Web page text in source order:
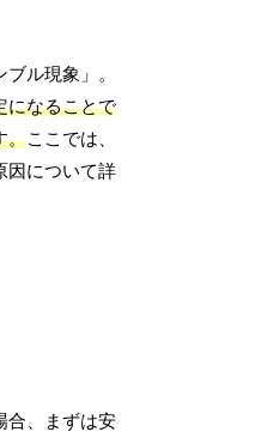
ル現象」。
になることで
。ここでは、
因について詳
合、まずは安